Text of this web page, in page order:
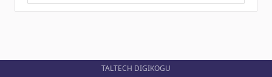
TALTECH DIGIKOGU